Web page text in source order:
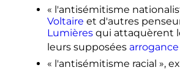
« l'antisémitisme
Voltaire et d'autres
Lumièresqui attaquèrent
leurs supposées arrogance
« l'antisémitisme racial »,